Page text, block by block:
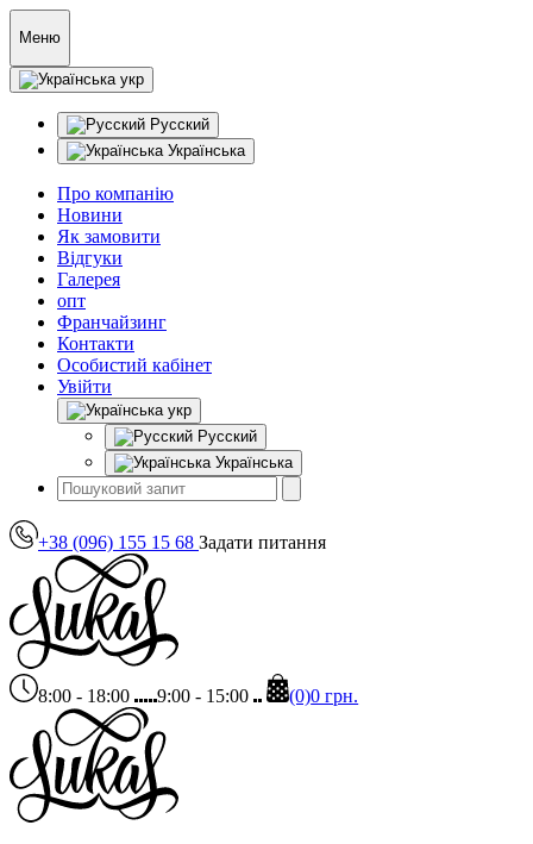
Меню
укр
Русский
Українська
Про компанію
Новини
Як замовити
Відгуки
Галерея
опт
Франчайзинг
Контакти
Особистий кабінет
Увійти
укр
Русский
Українська
+38 (096) 155 15 68 Задати питання
8:00 - 18:00 9:00 - 15:00 (0)0 грн.